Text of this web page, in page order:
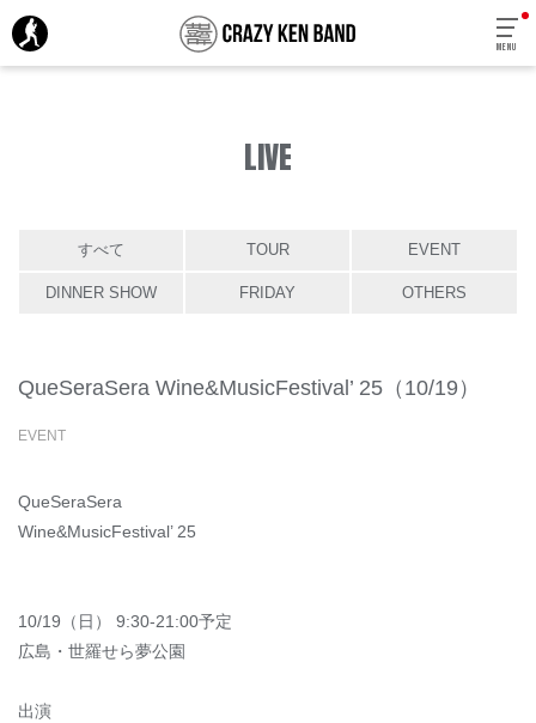
MENU
LIVE
すべて TOUR EVENT
DINNER SHOW FRIDAY OTHERS
QueSeraSera Wine&MusicFestival’ 25（10/19）
EVENT
QueSeraSera
Wine&MusicFestival’ 25
10/19（日） 9:30-21:00予定
広島・世羅せら夢公園
出演